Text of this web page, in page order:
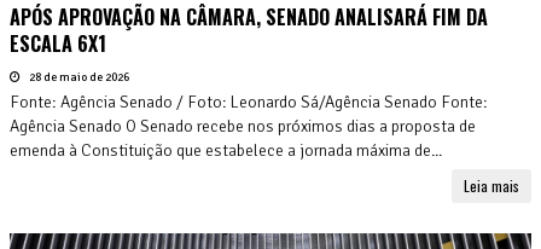
APÓS APROVAÇÃO NA CÂMARA, SENADO ANALISARÁ FIM DA
ESCALA 6X1
28 de maio de 2026
Fonte: Agência Senado / Foto: Leonardo Sá/Agência Senado Fonte:
Agência Senado O Senado recebe nos próximos dias a proposta de
emenda à Constituição que estabelece a jornada máxima de...
Leia mais